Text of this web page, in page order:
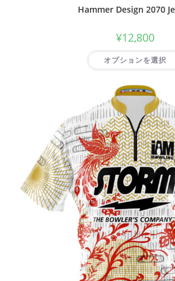
Hammer Design 2070
¥12,800
オプションを選択